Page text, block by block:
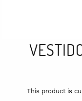
This product is